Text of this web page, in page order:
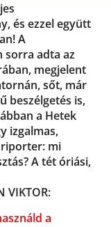
és ezzel együtt
A
sorra adta az
megjelent
sőt, már
beszélgetés is,
a Hetek
izgalmas,
mi
A tét óriási,
VIKTOR:
a